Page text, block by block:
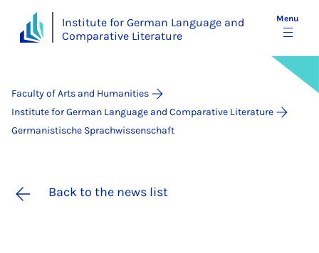
Institute for German Language and
Comparative Literature
Menu
Faculty of Arts and Humanities
Institute for German Language and Comparative Literature
Germanistische Sprachwissenschaft
Back to the news list